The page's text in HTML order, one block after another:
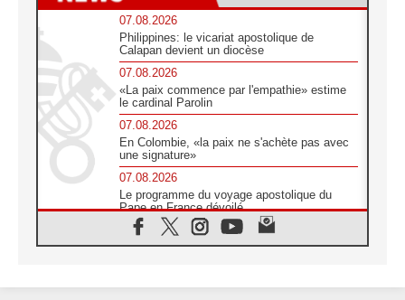
07.08.2026
Philippines: le vicariat apostolique de
Calapan devient un diocèse
07.08.2026
«La paix commence par l'empathie» estime
le cardinal Parolin
07.08.2026
En Colombie, «la paix ne s'achète pas avec
une signature»
07.08.2026
Le programme du voyage apostolique du
Pape en France dévoilé
07.08.2026
1ère Conférence continentale sur l'éducation